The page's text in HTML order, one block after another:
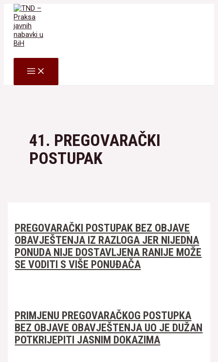
Skip
content
MAIN
MENU
41. PREGOVARAČKI
POSTUPAK
PREGOVARAČKI POSTUPAK BEZ OBJAVE
OBAVJEŠTENJA IZ RAZLOGA JER NIJEDNA
PONUDA NIJE DOSTAVLJENA RANIJE MOŽE
SE VODITI S VIŠE PONUĐAČA
PRIMJENU PREGOVARAČKOG POSTUPKA
BEZ OBJAVE OBAVJEŠTENJA UO JE DUŽAN
POTKRIJEPITI JASNIM DOKAZIMA